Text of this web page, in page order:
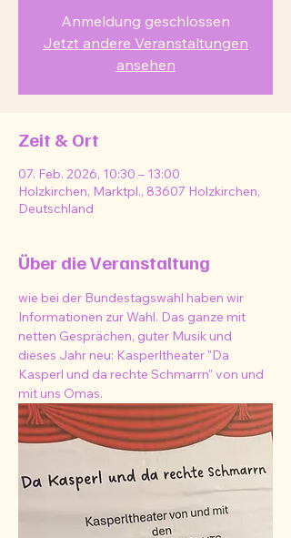
Anmeldung geschlossen
Jetzt andere Veranstaltungen
ansehen
Zeit & Ort
07. Feb. 2026, 10:30 – 13:00
Holzkirchen, Marktpl., 83607 Holzkirchen,
Deutschland
Über die Veranstaltung
wie bei der Bundestagswahl haben wir
Informationen zur Wahl. Das ganze mit
netten Gesprächen, guter Musik und
dieses Jahr neu: Kasperltheater "Da
Kasperl und da rechte Schmarrn" von und
mit uns Omas.